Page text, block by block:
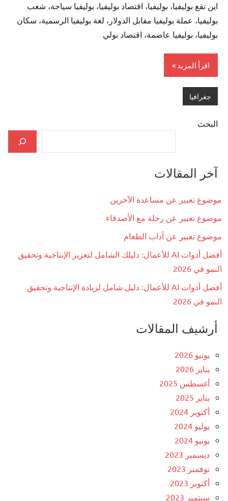
اين تقع بوليفيا، بوليفيا، اقتصاد بوليفيا، بوليفيا سياحة، شعب
بوليفيا، عملة بوليفيا مقابل الدولار، لغة بوليفيا الرسمية، سكان
بوليفيا، بوليفيا عاصمة، اقتصاد بولي
اقرأ المزيد
جغرافيا
البحث
آخر المقالات
موضوع تعبير عن مساعدة الآخرين
موضوع تعبير عن رحلة مع الأصدقاء
موضوع تعبير عن آداب الطعام
أفضل أدوات AI للأعمال: دليلك الشامل لتعزيز الإنتاجية وتحقيق
النمو في 2026
أفضل أدوات AI للأعمال: دليل شامل لزيادة الإنتاجية وتحقيق
النمو في 2026
أرشيف المقالات
يونيو 2026
يناير 2026
أغسطس 2025
يناير 2025
أكتوبر 2024
يوليو 2024
يونيو 2024
ديسمبر 2023
نوفمبر 2023
أكتوبر 2023
سبتمبر 2023